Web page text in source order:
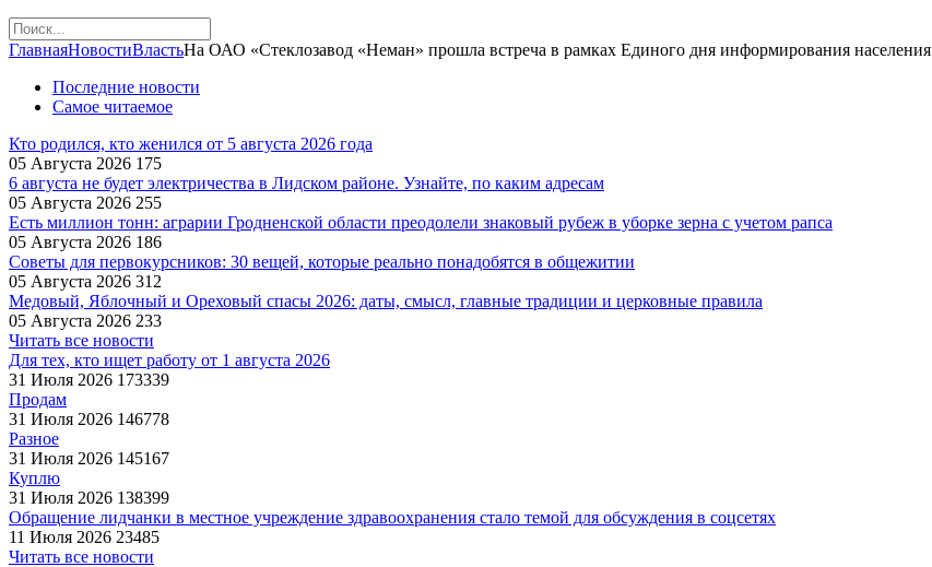
ГлавнаяНовостиВластьНа ОАО «Стеклозавод «Неман» прошла встреча в рамках Единого дня информирования населения
Последние новости
Самое читаемое
Кто родился, кто женился от 5 августа 2026 года
05 Августа 2026 175
6 августа не будет электричества в Лидском районе. Узнайте, по каким адресам
05 Августа 2026 255
Есть миллион тонн: аграрии Гродненской области преодолели знаковый рубеж в уборке зерна с учетом рапса
05 Августа 2026 186
Советы для первокурсников: 30 вещей, которые реально понадобятся в общежитии
05 Августа 2026 312
Медовый, Яблочный и Ореховый спасы 2026: даты, смысл, главные традиции и церковные правила
05 Августа 2026 233
Читать все новости
Для тех, кто ищет работу от 1 августа 2026
31 Июля 2026 173339
Продам
31 Июля 2026 146778
Разное
31 Июля 2026 145167
Куплю
31 Июля 2026 138399
Обращение лидчанки в местное учреждение здравоохранения стало темой для обсуждения в соцсетях
11 Июля 2026 23485
Читать все новости